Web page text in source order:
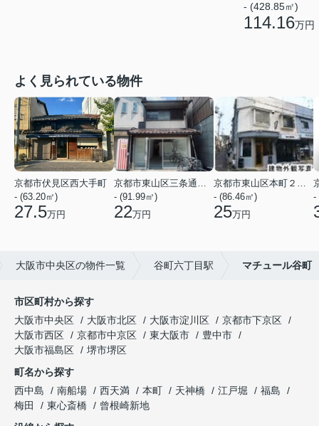
- (428.85㎡)
114.16万円
よく見られている物件
京都市伏見区西大手町
- (63.20㎡)
27.5万円
京都市東山区三条通北裏白川筋西入２丁目東姉小路町
- (91.99㎡)
22万円
京都市東山区本町２２丁目
- (86.46㎡)
25万円
-
大阪市中央区の物件一覧 谷町六丁目駅 マチュール谷町
市区町村から探す
大阪市中央区
大阪市北区 大阪市淀川区
京都市下京区
大阪市西区
京都市中京区 東大阪市
豊中市
大阪市福島区
堺市堺区
町名から探す
西中島
南船場 西天満 本町 天神橋 江戸堀
福島
梅田
東心斎橋
曾根崎新地